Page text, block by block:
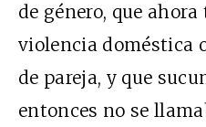
de género, que
violencia doméstica
de pareja, y que
entonces no se